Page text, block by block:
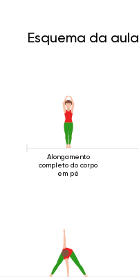
Esquema da aula
Alongamento
completo do corpo
em pé